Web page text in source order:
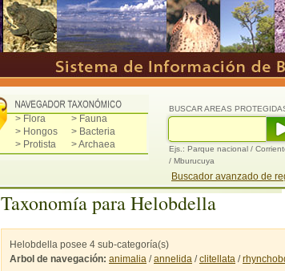
> Flora
> Fauna
> Hongos
> Bacteria
> Protista
> Archaea
BUSCAR AREAS
Ejs.: Parque nacional /
/ Mburucuya
Buscador avanzado de
Taxonomía para Helobdella
Helobdella posee 4 sub-categoría(s)
Arbol de navegación: animalia /annelida /clitellata /